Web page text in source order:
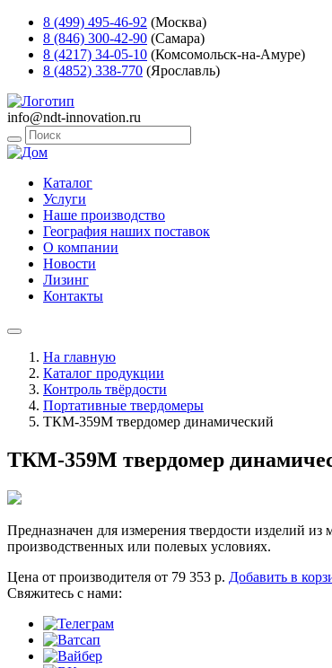
8 (499) 495-46-92 (Москва)
8 (846) 300-42-90 (Самара)
8 (4217) 34-05-10 (Комсомольск-на-Амуре)
8 (4852) 338-770 (Ярославль)
info@ndt-innovation.ru
Каталог
Услуги
Наше производство
География наших поставок
О компании
Новости
Лизинг
Контакты
На главную
Каталог продукции
Контроль твёрдости
Портативные твердомеры
ТКМ-359М твердомер динамический
ТКМ-359М твердомер
Предназначен для измерения твердости изделий
производственных или полевых условиях.
Цена от производителя от 79 353 р. Добавить в
Cвяжитесь с нами: